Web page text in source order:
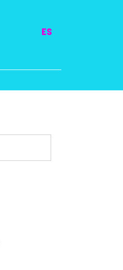
ES